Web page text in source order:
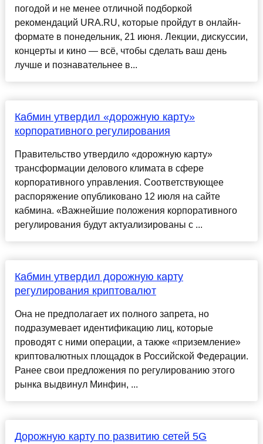
погодой и не менее отличной подборкой
рекомендаций URA.RU, которые пройдут в онлайн-
формате в понедельник, 21 июня. Лекции, дискуссии,
концерты и кино — всё, чтобы сделать ваш день
лучше и познавательнее в...
Кабмин утвердил «дорожную карту»
корпоративного регулирования
Правительство утвердило «дорожную карту»
трансформации делового климата в сфере
корпоративного управления. Соответствующее
распоряжение опубликовано 12 июля на сайте
кабмина. «Важнейшие положения корпоративного
регулирования будут актуализированы с ...
Кабмин утвердил дорожную карту
регулирования криптовалют
Она не предполагает их полного запрета, но
подразумевает идентификацию лиц, которые
проводят с ними операции, а также «приземление»
криптовалютных площадок в Российской Федерации.
Ранее свои предложения по регулированию этого
рынка выдвинул Минфин, ...
Дорожную карту по развитию сетей 5G